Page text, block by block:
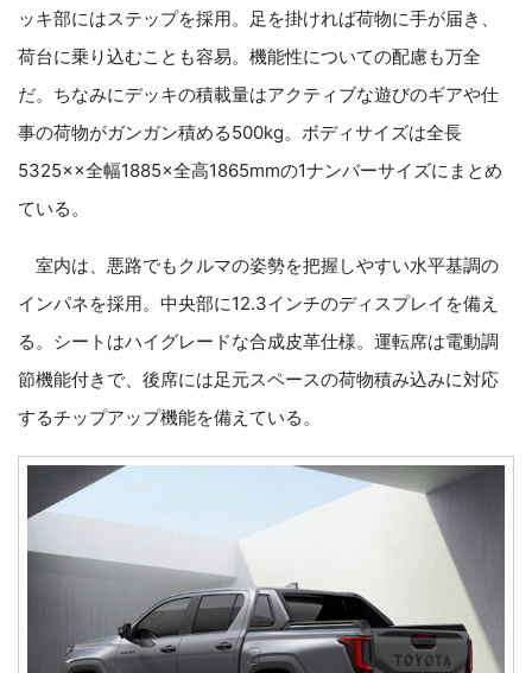
ッキ部にはステップを採用。足を掛ければ荷物に手が届き、
荷台に乗り込むことも容易。機能性についての配慮も万全
だ。ちなみにデッキの積載量はアクティブな遊びのギアや仕
事の荷物がガンガン積める500kg。ボディサイズは全長
5325××全幅1885×全高1865mmの1ナンバーサイズにまとめ
ている。
室内は、悪路でもクルマの姿勢を把握しやすい水平基調の
インパネを採用。中央部に12.3インチのディスプレイを備え
る。シートはハイグレードな合成皮革仕様。運転席は電動調
節機能付きで、後席には足元スペースの荷物積み込みに対応
するチップアップ機能を備えている。